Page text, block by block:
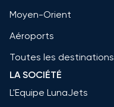
Moyen-Orient
Aéroports
Toutes les destinations
LA SOCIÉTÉ
L'Equipe LunaJets